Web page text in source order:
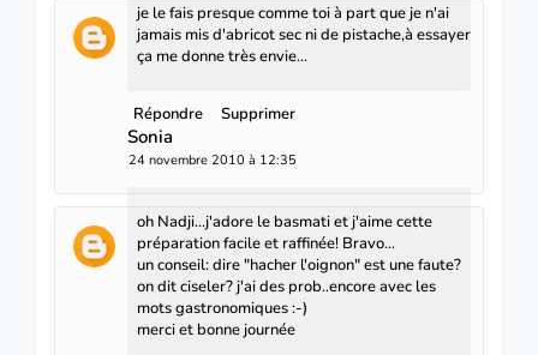
je le fais presque comme toi à part que je n'ai
jamais mis d'abricot sec ni de pistache,à essayer
ça me donne très envie...
Répondre Supprimer
Sonia
24 novembre 2010 à 12:35
oh Nadji...j'adore le basmati et j'aime cette
préparation facile et raffinée! Bravo...
un conseil: dire "hacher l'oignon" est une faute?
on dit ciseler? j'ai des prob..encore avec les
mots gastronomiques :-)
merci et bonne journée